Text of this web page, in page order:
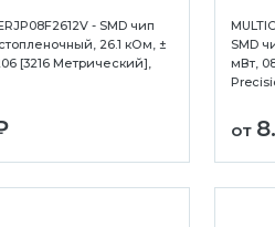
- SMD чип
26.1 кОм, ±
[3216 Метрический],
SMD
мВт,
от